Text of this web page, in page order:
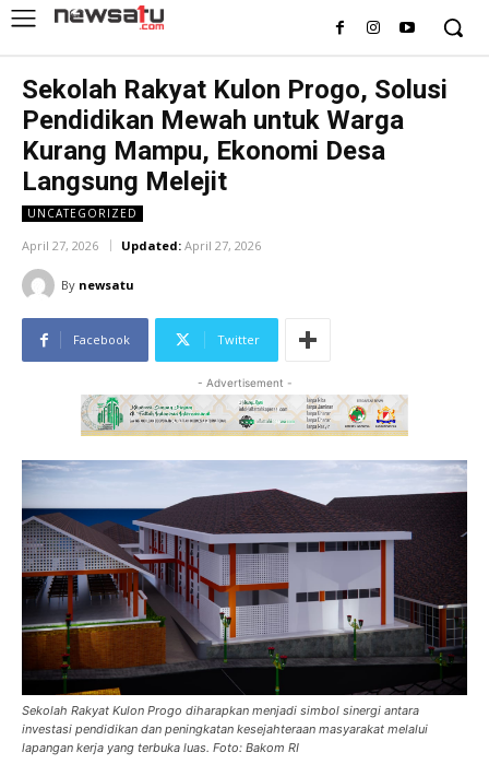
Sekolah Rakyat Kulon Progo, Solusi
Pendidikan Mewah untuk Warga
Kurang Mampu, Ekonomi Desa
Langsung Melejit
UNCATEGORIZED
April 27, 2026 Updated: April 27, 2026
By newsatu
Facebook Twitter
- Advertisement -
Sekolah Rakyat Kulon Progo diharapkan menjadi simbol sinergi antara
investasi pendidikan dan peningkatan kesejahteraan masyarakat melalui
lapangan kerja yang terbuka luas. Foto: Bakom RI